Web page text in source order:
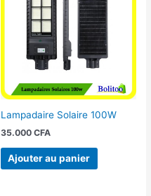
Lampadaire Solaire 100W
35.000 CFA
Ajouter au panier